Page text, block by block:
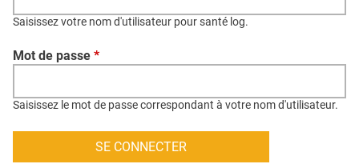
CONTACT
CRÉDITS
Saisissez votre nom d'utilisateur pour santé log.
Mot de passe *
Saisissez le mot de passe correspondant à votre nom d'utilisateur.